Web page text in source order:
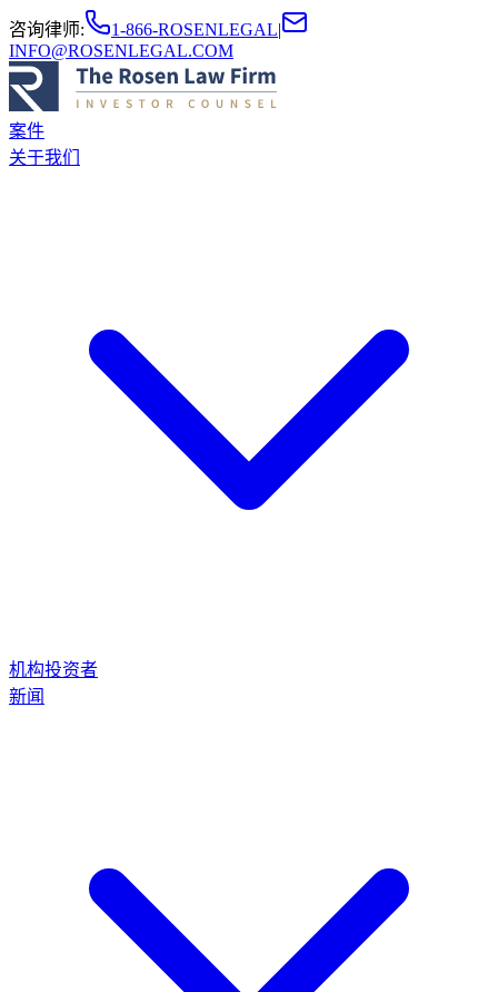
咨询律师: 1-866-ROSENLEGAL|
INFO@ROSENLEGAL.COM
案件
关于我们
机构投资者
新闻